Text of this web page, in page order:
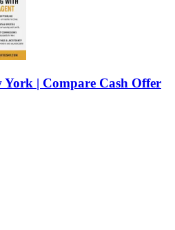
York | Compare Cash Offer